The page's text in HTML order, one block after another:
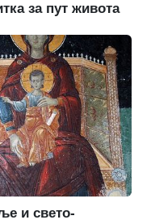
за пут живота
и свето-